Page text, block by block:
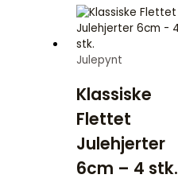
Julepynt
Klassiske
Flettet
Julehjerter
6cm – 4 stk.